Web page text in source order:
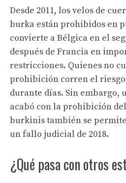
Desde 2011, los velos de
burka están prohibidos en
convierte a Bélgica en el
después de Francia en
restricciones. Quienes no
prohibición corren el
durante días. Sin embargo,
acabó con la prohibición
burkinis también se
un fallo judicial de 2018.
¿Qué pasa con otros